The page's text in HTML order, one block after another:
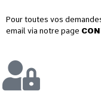
Pour toutes vos
email via notre page